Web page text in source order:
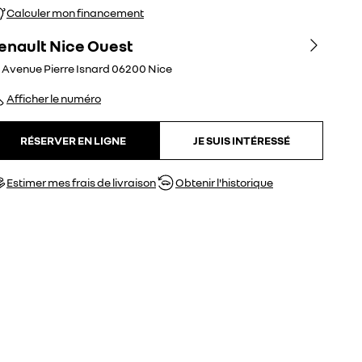
Calculer mon financement
Nice Ouest
Avenue Pierre Isnard06200 Nice
Afficher le numéro
RÉSERVER EN LIGNE JE SUIS INTÉRESSÉ
Estimer mes frais de livraison Obtenir l'historique